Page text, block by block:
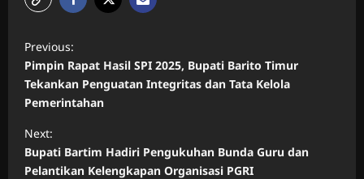
o
s
t
n
a
Previous:
Pimpin Rapat Hasil SPI 2025, Bupati Barito Timur
Tekankan Penguatan Integritas dan Tata Kelola
Pemerintahan
Next:
Bupati Bartim Hadiri Pengukuhan Bunda Guru dan
Pelantikan Kelengkapan Organisasi PGRI